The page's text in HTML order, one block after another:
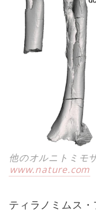
他のオルニトミモ
www.nature.com
ティラノミムス・